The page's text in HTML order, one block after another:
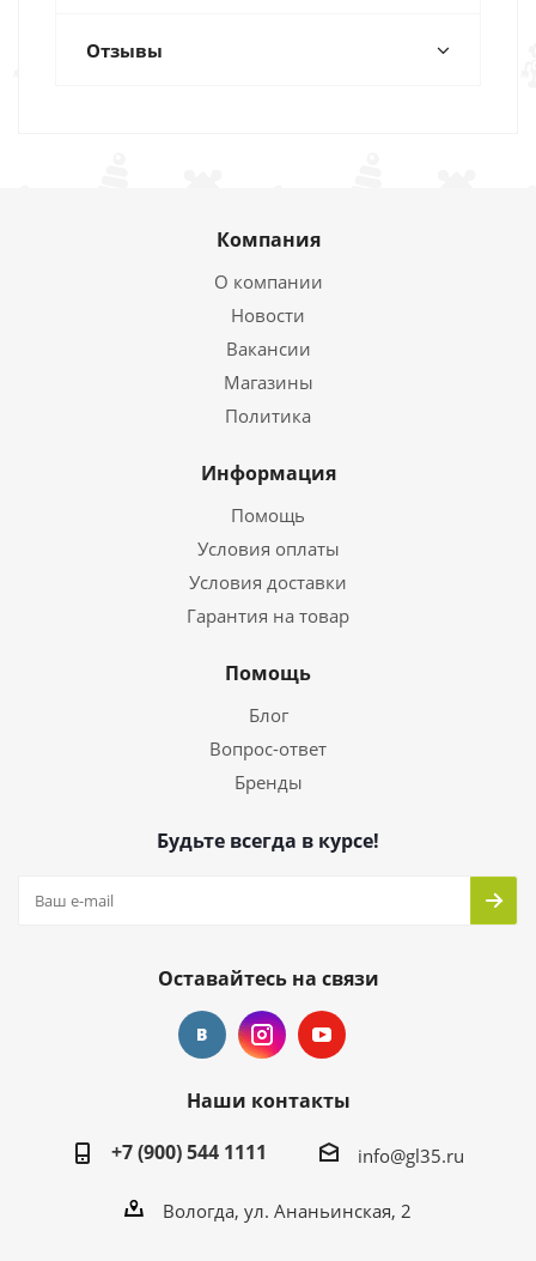
Отзывы
Компания
О компании
Новости
Вакансии
Магазины
Политика
Информация
Помощь
Условия оплаты
Условия доставки
Гарантия на товар
Помощь
Блог
Вопрос-ответ
Бренды
Будьте всегда в курсе!
Оставайтесь на связи
Наши контакты
+7 (900) 544 1111
info@gl35.ru
Вологда, ул. Ананьинская, 2